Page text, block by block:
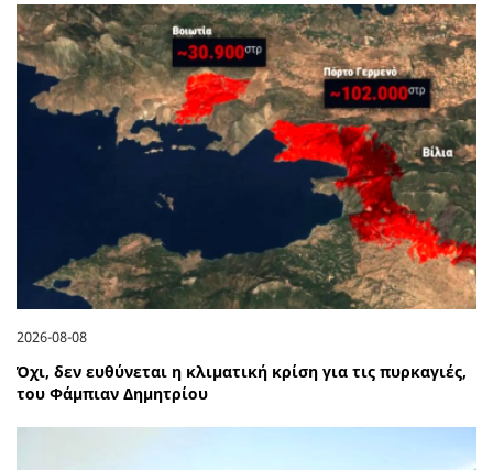
2026-08-08
Όχι, δεν ευθύνεται η κλιματική κρίση για τις πυρκαγιές,
του Φάμπιαν Δημητρίου